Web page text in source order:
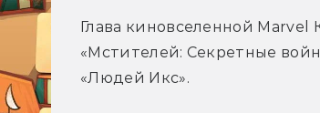
Глава киновселенной
«Мстителей: Секретные
«Людей Икс».